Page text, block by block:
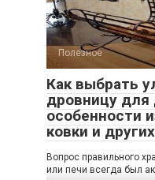
Полезное
Как выбрать
дровницу для
особенности
ковки и
Вопрос правильного
или печи всегда был